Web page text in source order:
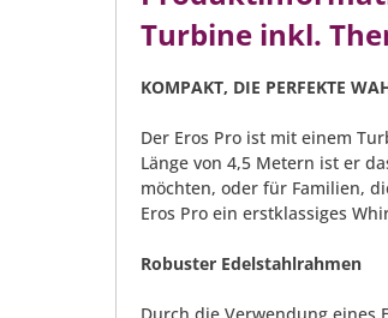
Turbine inkl.
KOMPAKT, DIE PERFEKTE
Der Eros Pro ist mit einem
Länge von 4,5 Metern ist er
möchten, oder für Familien,
Eros Pro ein erstklassiges
Robuster Edelstahlrahmen